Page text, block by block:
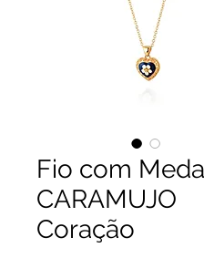
Fio com
CARAMUJO
Coração